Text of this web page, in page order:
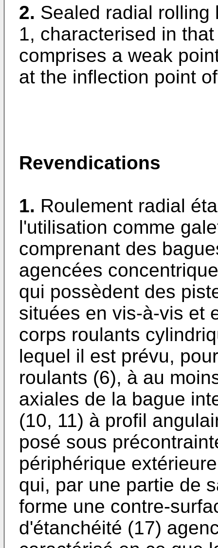
2. Sealed radial
1, characterised in
comprises a weak
at the inflection point
Revendications
1. Roulement radial
l'utilisation comme
comprenant des
agencées
qui possèdent des
situées en vis-à-vis et
corps roulants
lequel il est prévu,
roulants (6), à au
axiales de la bague
(10, 11) à profil
posé sous
périphérique
qui, par une partie de
forme une contre-
d'étanchéité (17)